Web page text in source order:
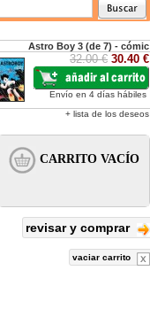
Astro Boy 3 (de 7) - cómic
32.00 € 30.40 €
Envío en 4 días hábiles
+ lista de los deseos
revisar y comprar
vaciar carrito